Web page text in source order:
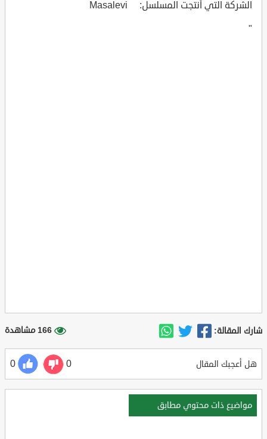
الشركة التي أنتجت المسلسل: Masalevi
"
شارك المقالة: 166 مشاهدة
هل أعجبك المقال 0
0
مواضيع ذات محتوي مطابق